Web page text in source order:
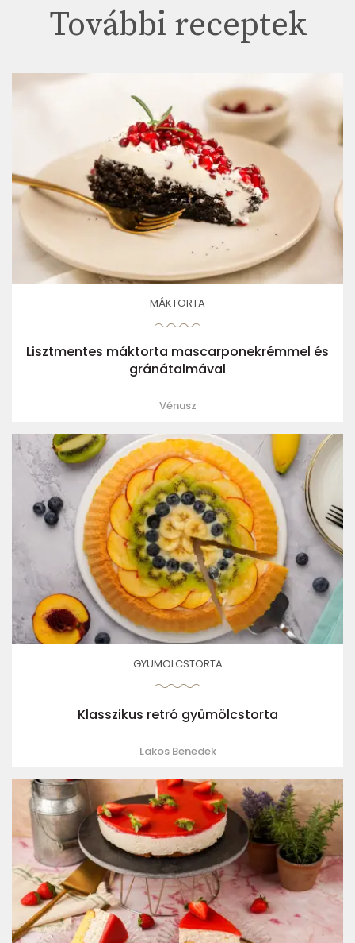
További receptek
MÁKTORTA
Lisztmentes máktorta mascarponekrémmel és
gránátalmával
Vénusz
GYÜMÖLCSTORTA
Klasszikus retró gyümölcstorta
Lakos Benedek